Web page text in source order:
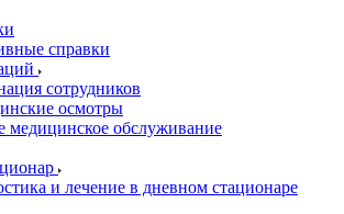
справки
сотрудников
осмотры
медицинское обслуживание
и лечение в дневном стационаре